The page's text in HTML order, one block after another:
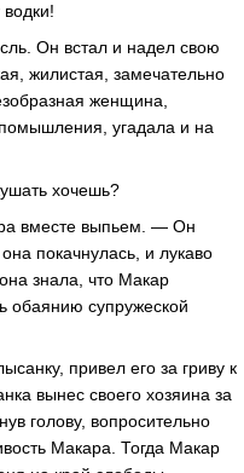
Он встал и надел свою
жилистая, замечательно
женщина,
угадала и на
хочешь?
вместе выпьем. — Он
покачнулась, и лукаво
знала, что Макар
обаянию супружеской
привел его за гриву к
вынес своего хозяина за
голову, вопросительно
Макара. Тогда Макар